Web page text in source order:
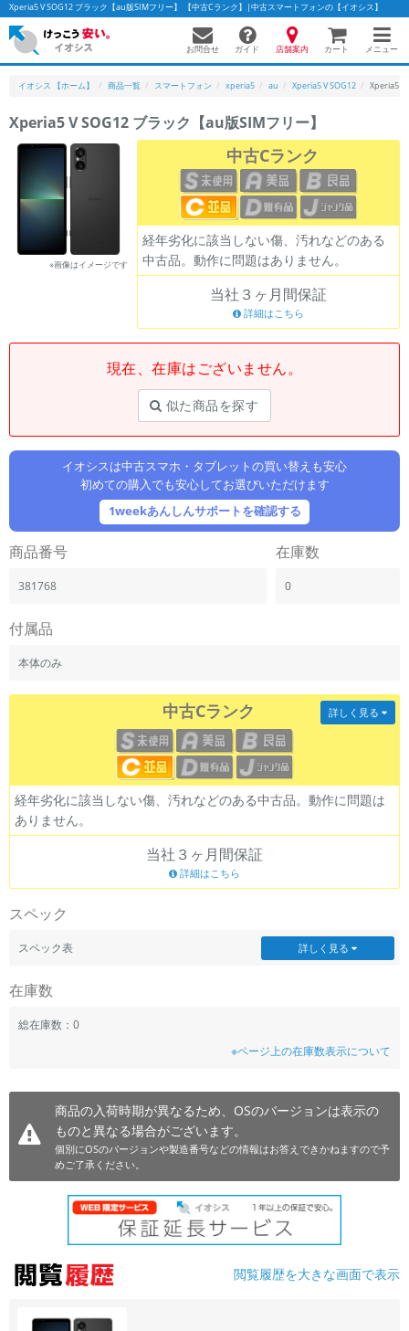
Xperia5 V SOG12 ブラック【au版SIMフリー】 【中古Cランク】|中古スマートフォンの【イオシス】
お問合せ ガイド 店舗案内 カート メニュー
イオシス 【ホーム】 商品一覧 スマートフォン xperia5 au Xperia5 V SOG12 Xperia5 V
Xperia5 V SOG12 ブラック【au版SIMフリー】
※画像はイメージです
中古Cランク
経年劣化に該当しない傷、汚れなどのある
中古品。動作に問題はありません。
当社３ヶ月間保証
詳細はこちら
現在、在庫はございません。
似た商品を探す
イオシスは中古スマホ・タブレットの買い替えも安心
初めての購入でも安心してお選びいただけます
1weekあんしんサポートを確認する
商品番号
381768
在庫数
0
付属品
本体のみ
中古Cランク
経年劣化に該当しない傷、汚れなどのある中古品。動作に問題は
ありません。
詳しく見る
当社３ヶ月間保証
詳細はこちら
スペック
スペック表 詳しく見る
在庫数
総在庫数：0
※ページ上の在庫数表示について
商品の入荷時期が異なるため、OSのバージョンは表示の
ものと異なる場合がございます。
個別にOSのバージョンや製造番号などの情報はお答えできかねますので予
めご了承ください。
閲覧履歴を大きな画面で表示
かんたんパソコン検索に切り替える
フリーワード
除外ワード
EliteBookMacBook
「スマートフォン」「タブレット」など
商品シリーズ名・ブランド名の絞り込み。
「iPhone」「Xperia」「Galaxy」など
メーカー
製造、販売メーカーの絞り込み
「Apple」「SONY」「SHARP」など
商品の搭載機能による絞り込み
「5G対応」「防水」「ワンセグ」など
ドライブ
ランク
「新品」「未使用」「中古」など
メモリ
~
容量
発売日
年 月 まで
各項目のチェックボックスは「or検索」となります。
ただし機能別のみ「and検索」となります。